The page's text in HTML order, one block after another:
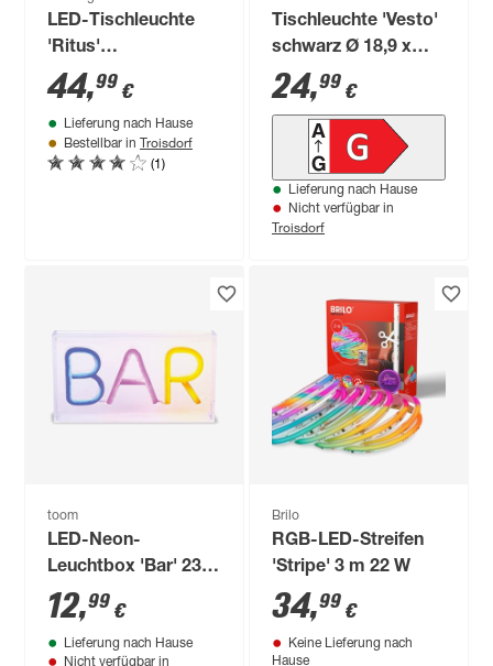
LED-Tischleuchte
'Ritus'
aluminiumfarben 10
x 28 x 28,5 cm
44,99 €
Lieferung nach Hause
Bestellbar in Troisdorf
(1)
Tischleuchte 'Vesto'
schwarz Ø 18,9 x
27,5 cm mit
Ventilator
24,99 €
Lieferung nach Hause
Nicht verfügbar in
Troisdorf
toom
LED-Neon-
Leuchtbox 'Bar' 23 x
12,7 cm
12,99 €
Lieferung nach Hause
Nicht verfügbar in
Brilo
RGB-LED-Streifen
'Stripe' 3 m 22 W
34,99 €
Keine Lieferung nach
Hause